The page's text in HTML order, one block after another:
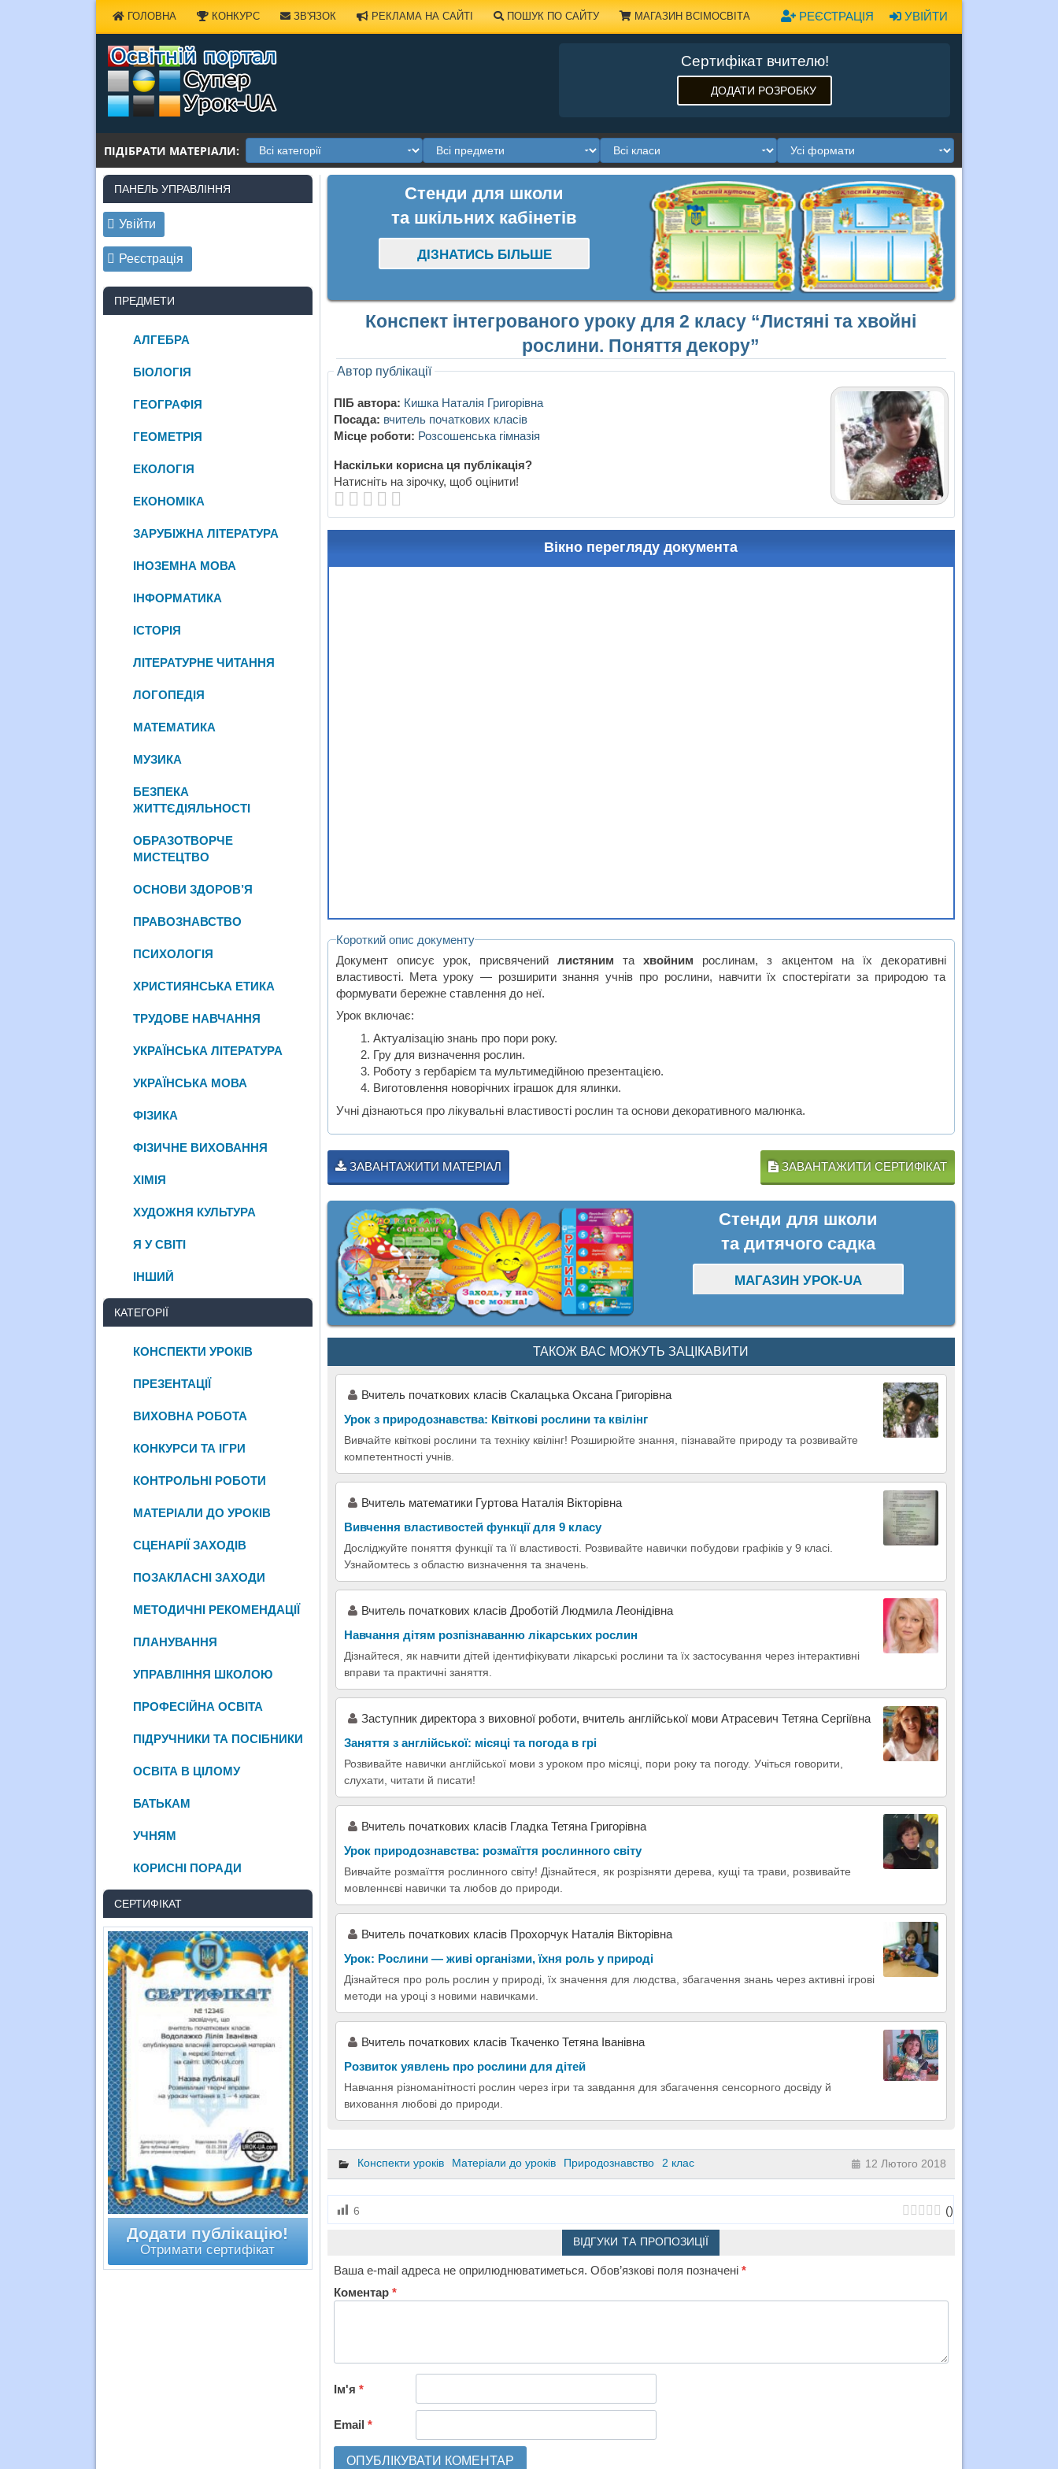
УВІЙТИ
РЕЄСТРАЦІЯ
ГОЛОВНА КОНКУРС ЗВ'ЯЗОК РЕКЛАМА НА САЙТІ ПОШУК ПО САЙТУ МАГАЗИН ВСІМОСВІТА
Сертифікат вчителю!
ДОДАТИ РОЗРОБКУ
ПІДІБРАТИ МАТЕРІАЛИ:
Стенди для школи
та шкільних кабінетів
ДІЗНАТИСЬ БІЛЬШЕ
Конспект iнтегрованого уроку для 2 класу “Листяні та хвойні
рослини. Поняття декору”
Автор публікації
ПІБ автора: Кишка Наталiя Григорiвна
Посада: вчитель початкових класiв
Місце роботи: Розсошенська гiмназiя
Наскільки корисна ця публікація?
Натисніть на зірочку, щоб оцінити!
Вікно перегляду документа
Короткий опис документу
Документ описує урок, присвячений листяним та хвойним рослинам, з акцентом на їх декоративні
властивості. Мета уроку — розширити знання учнів про рослини, навчити їх спостерігати за природою та
формувати бережне ставлення до неї.
Урок включає:
Актуалізацію знань про пори року.
Гру для визначення рослин.
Роботу з гербарієм та мультимедійною презентацією.
Виготовлення новорічних іграшок для ялинки.
Учні дізнаються про лікувальні властивості рослин та основи декоративного малюнка.
ЗАВАНТАЖИТИ МАТЕРІАЛ ЗАВАНТАЖИТИ СЕРТИФІКАТ
Стенди для школи
та дитячого садка
МАГАЗИН УРОК-UA
ТАКОЖ ВАС МОЖУТЬ ЗАЦІКАВИТИ
Вчитель початкових класів Скалацька Оксана Григорівна
Урок з природознавства: Квіткові рослини та квілінг
Вивчайте квіткові рослини та техніку квілінг! Розширюйте знання, пізнавайте природу та розвивайте
компетентності учнів.
Вчитель математики Гуртова Наталія Вікторівна
Вивчення властивостей функції для 9 класу
Досліджуйте поняття функції та її властивості. Розвивайте навички побудови графіків у 9 класі.
Узнайомтесь з областю визначення та значень.
Вчитель початкових класів Дроботій Людмила Леонідівна
Навчання дітям розпізнаванню лікарських рослин
Дізнайтеся, як навчити дітей ідентифікувати лікарські рослини та їх застосування через інтерактивні
вправи та практичні заняття.
Заступник директора з виховної роботи, вчитель англійської мови Атрасевич Тетяна Сергіївна
Заняття з англійської: місяці та погода в грі
Розвивайте навички англійської мови з уроком про місяці, пори року та погоду. Учіться говорити,
слухати, читати й писати!
Вчитель початкових класів Гладка Тетяна Григорівна
Урок природознавства: розмаїття рослинного світу
Вивчайте розмаїття рослинного світу! Дізнайтеся, як розрізняти дерева, кущі та трави, розвивайте
мовленнєві навички та любов до природи.
Вчитель початкових класів Прохорчук Наталія Вікторівна
Урок: Рослини — живі організми, їхня роль у природі
Дізнайтеся про роль рослин у природі, їх значення для людства, збагачення знань через активні ігрові
методи на уроці з новими навичками.
Вчитель початкових класів Ткаченко Тетяна Іванівна
Розвиток уявлень про рослини для дітей
Навчання різноманітності рослин через ігри та завдання для збагачення сенсорного досвіду й
виховання любові до природи.
Конспекти уроків Матеріали до уроків Природознавство 2 клас 12 Лютого 2018
6 ()
ВІДГУКИ ТА ПРОПОЗИЦІЇ
Ваша e-mail адреса не оприлюднюватиметься. Обов’язкові поля позначені *
Коментар *
Ім'я *
Email *
ПАНЕЛЬ УПРАВЛІННЯ
Увійти
Реєстрація
ПРЕДМЕТИ
АЛГЕБРА
БІОЛОГІЯ
ГЕОГРАФІЯ
ГЕОМЕТРІЯ
ЕКОЛОГІЯ
ЕКОНОМІКА
ЗАРУБІЖНА ЛІТЕРАТУРА
ІНОЗЕМНА МОВА
ІНФОРМАТИКА
ІСТОРІЯ
ЛІТЕРАТУРНЕ ЧИТАННЯ
ЛОГОПЕДІЯ
МАТЕМАТИКА
МУЗИКА
БЕЗПЕКА
ЖИТТЄДІЯЛЬНОСТІ
ОБРАЗОТВОРЧЕ
МИСТЕЦТВО
ОСНОВИ ЗДОРОВ’Я
ПРАВОЗНАВСТВО
ПСИХОЛОГІЯ
ХРИСТИЯНСЬКА ЕТИКА
ТРУДОВЕ НАВЧАННЯ
УКРАЇНСЬКА ЛІТЕРАТУРА
УКРАЇНСЬКА МОВА
ФІЗИКА
ФІЗИЧНЕ ВИХОВАННЯ
ХІМІЯ
ХУДОЖНЯ КУЛЬТУРА
Я У СВІТІ
ІНШИЙ
КАТЕГОРІЇ
КОНСПЕКТИ УРОКІВ
ПРЕЗЕНТАЦІЇ
ВИХОВНА РОБОТА
КОНКУРСИ ТА ІГРИ
КОНТРОЛЬНІ РОБОТИ
МАТЕРІАЛИ ДО УРОКІВ
СЦЕНАРІЇ ЗАХОДІВ
ПОЗАКЛАСНІ ЗАХОДИ
МЕТОДИЧНІ РЕКОМЕНДАЦІЇ
ПЛАНУВАННЯ
УПРАВЛІННЯ ШКОЛОЮ
ПРОФЕСІЙНА ОСВІТА
ПІДРУЧНИКИ ТА ПОСІБНИКИ
ОСВІТА В ЦІЛОМУ
БАТЬКАМ
УЧНЯМ
КОРИСНІ ПОРАДИ
СЕРТИФІКАТ
Додати публікацію!
Отримати сертифікат